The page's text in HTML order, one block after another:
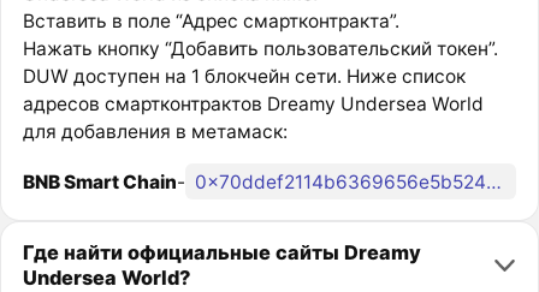
Вставить в поле “Адрес смартконтракта”.
Нажать кнопку “Добавить пользовательский токен”.
DUW доступен на 1 блокчейн сети. Ниже список
адресов смартконтрактов Dreamy Undersea World
для добавления в метамаск:
BNB Smart Chain- 0x70ddef2114b6369656e5b52456bea372901c23b1
Где найти официальные сайты Dreamy
Undersea World?